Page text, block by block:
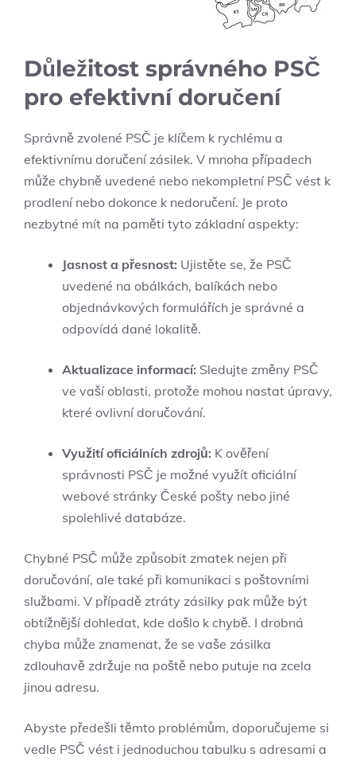
Důležitost správného PSČ
pro efektivní doručení
Správně zvolené PSČ je klíčem k rychlému a
efektivnímu doručení zásilek. V mnoha případech
může chybně uvedené nebo nekompletní PSČ vést k
prodlení nebo dokonce k nedoručení. Je proto
nezbytné mít na paměti tyto základní aspekty:
Jasnost a přesnost: Ujistěte se, že PSČ
uvedené na obálkách, balíkách nebo
objednávkových formulářích je správné a
odpovídá dané lokalitě.
Aktualizace informací: Sledujte změny PSČ
ve vaší oblasti, protože mohou nastat úpravy,
které ovlivní doručování.
Využití oficiálních zdrojů: K ověření
správnosti PSČ je možné využít oficiální
webové stránky České pošty nebo jiné
spolehlivé databáze.
Chybné PSČ může způsobit zmatek nejen při
doručování, ale také při komunikaci s poštovními
službami. V případě ztráty zásilky pak může být
obtížnější dohledat, kde došlo k chybě. I drobná
chyba může znamenat, že se vaše zásilka
zdlouhavě zdržuje na poště nebo putuje na zcela
jinou adresu.
Abyste předešli těmto problémům, doporučujeme si
vedle PSČ vést i jednoduchou tabulku s adresami a